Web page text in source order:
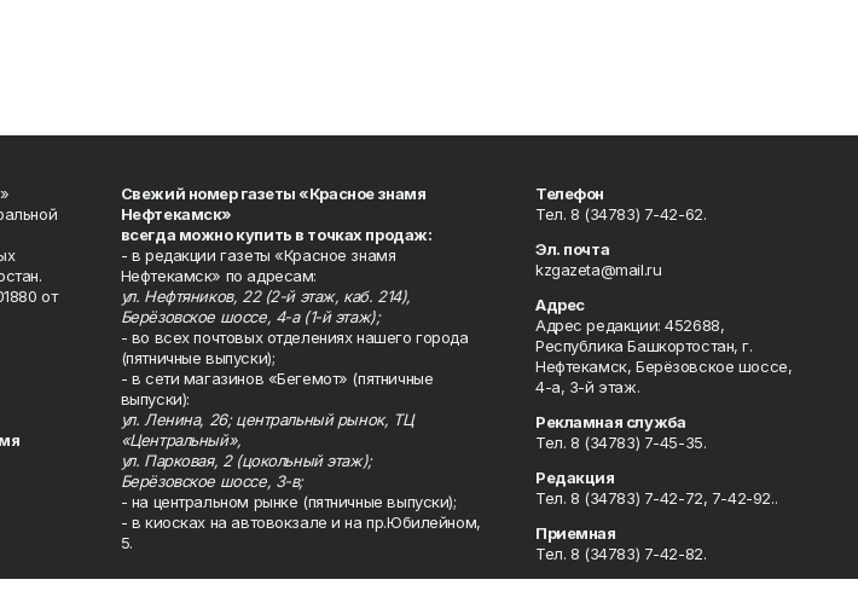
от
Свежий номер газеты «Красное знамя
Нефтекамск»
всегда можно купить в точках продаж:
- в редакции газеты «Красное знамя
Нефтекамск» по адресам:
ул. Нефтяников, 22 (2-й этаж, каб. 214),
Берёзовское шоссе, 4-а (1-й этаж);
- во всех почтовых отделениях нашего города
(пятничные выпуски);
- в сети магазинов «Бегемот» (пятничные
выпуски):
ул. Ленина, 26; центральный рынок, ТЦ
«Центральный»,
ул. Парковая, 2 (цокольный этаж);
Берёзовское шоссе, 3-в;
- на центральном рынке (пятничные выпуски);
- в киосках на автовокзале и на пр.Юбилейном,
5.
Телефон
Тел. 8 (34783) 7-42-62.
Эл. почта
kzgazeta@mail.ru
Адрес
Адрес редакции: 452688,
Республика Башкортостан, г.
Нефтекамск, Берёзовское шоссе,
4-а, 3-й этаж.
Рекламная служба
Тел. 8 (34783) 7-45-35.
Редакция
Тел. 8 (34783) 7-42-72, 7-42-92..
Приемная
Тел. 8 (34783) 7-42-82.